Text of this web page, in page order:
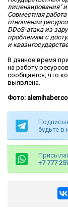
лицензирования" и
Совместная
отношении
DDoS-атака из
проблемам с
и
В данное время
на работу
сообщается, что
выявлена.
Фото:
будьте в
+7 777